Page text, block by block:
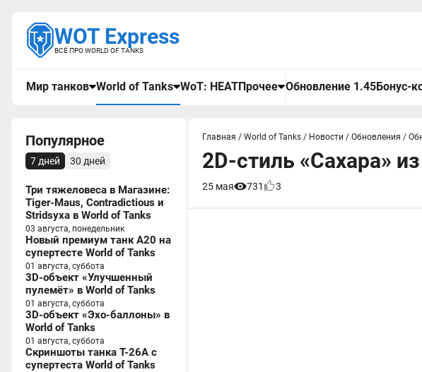
WOT Express
ВСЁ ПРО WORLD OF TANKS
Мир танков World of Tanks WoT: HEATПрочее Обновление 1.45Бонус-
Популярное
7 дней 30 дней
Три тяжеловеса в Магазине:
Tiger-Maus, Contradictious и
Stridsyxa в World of Tanks
03 августа, понедельник
Новый премиум танк A20 на
супертесте World of Tanks
01 августа, суббота
3D-объект «Улучшенный
пулемёт» в World of Tanks
01 августа, суббота
3D-объект «Эхо-баллоны» в
World of Tanks
01 августа, суббота
Скриншоты танка T-26A с
супертеста World of Tanks
Главная / World of Tanks / Новости / Обновления /
2D-стиль «Сахара»
25 мая 731 3